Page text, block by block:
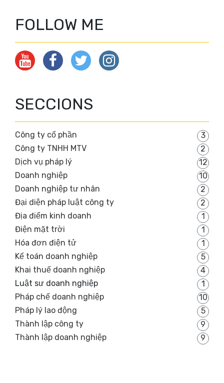
FOLLOW ME
SECCIONS
Công ty cổ phần
3
Công ty TNHH MTV
2
Dịch vụ pháp lý
12
Doanh nghiệp
10
Doanh nghiệp tư nhân
2
Đại diện pháp luật công ty
2
Địa điểm kinh doanh
1
Điện mặt trời
1
Hóa đơn điện tử
1
Kế toán doanh nghiệp
5
Khai thuế doanh nghiệp
4
Luật sư doanh nghiệp
1
Pháp chế doanh nghiệp
10
Pháp lý lao động
5
Thành lập công ty
9
Thành lập doanh nghiệp
9